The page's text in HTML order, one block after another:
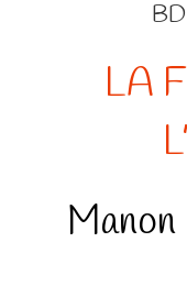
LA
Manon